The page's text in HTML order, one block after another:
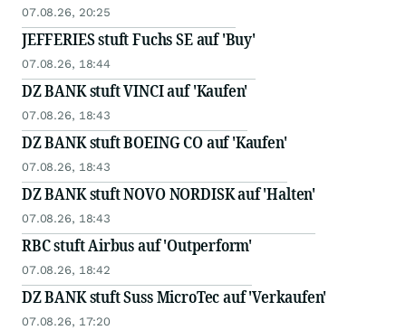
07.08.26, 20:25
JEFFERIES stuft Fuchs SE auf 'Buy'
07.08.26, 18:44
DZ BANK stuft VINCI auf 'Kaufen'
07.08.26, 18:43
DZ BANK stuft BOEING CO auf 'Kaufen'
07.08.26, 18:43
DZ BANK stuft NOVO NORDISK auf 'Halten'
07.08.26, 18:43
RBC stuft Airbus auf 'Outperform'
07.08.26, 18:42
DZ BANK stuft Suss MicroTec auf 'Verkaufen'
07.08.26, 17:20